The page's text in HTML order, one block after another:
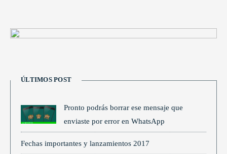
ÚLTIMOS POST
Pronto podrás borrar ese mensaje que
enviaste por error en WhatsApp
Fechas importantes y lanzamientos 2017